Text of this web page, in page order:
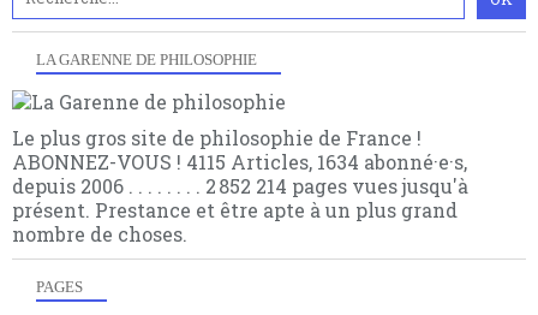
LA GARENNE DE PHILOSOPHIE
Le plus gros site de philosophie de France !
ABONNEZ-VOUS ! 4115 Articles, 1634 abonné·e·s,
depuis 2006 . . . . . . . . 2 852 214 pages vues jusqu'à
présent. Prestance et être apte à un plus grand
nombre de choses.
PAGES